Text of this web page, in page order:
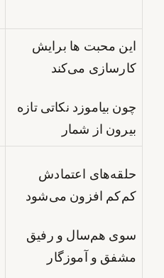
این محبت ها برایش
کارسازی می‌کند
چون بیاموزد نکاتی تازه
بیرون از شمار
حلقه‌های اعتمادش
کم‌کم افزون می‌شود
سوی هم‌سال و رفیق
مشفق و آموزگار